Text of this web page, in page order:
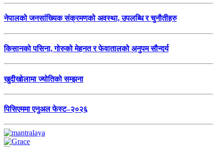
नेपालको जनसांख्यिक संक्रमणको अवस्था, उपलब्धि र चुनौतीहरु
किसानको पसिना, गोरुको मेहनत र फेवातालको अनुपम सौन्दर्य
खुदीखोलामा ज्योतिको सम्झना
पिसिएममा एनुअल फेस्ट–२०२६